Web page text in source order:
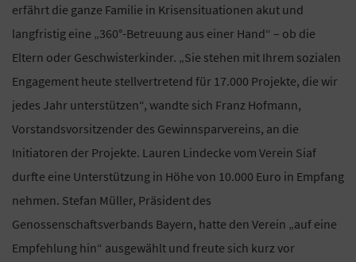
erfährt die ganze Familie in Krisensituationen akut und
langfristig eine „360°-Betreuung aus einer Hand“ – ob die
Eltern oder Geschwisterkinder. „Sie stehen mit Ihrem sozialen
Engagement heute stellvertretend für 17.000 Projekte, die wir
jedes Jahr unterstützen“, wandte sich Franz Hofmann,
Vorstandsvorsitzender des Gewinnsparvereins, an die
Initiatoren der Projekte. Lauren Lindecke vom Verein Siaf
durfte eine Unterstützung in Höhe von 10.000 Euro in Empfang
nehmen. Stefan Müller, Präsident des
Genossenschaftsverbands Bayern, hatte den Verein „auf eine
Empfehlung hin“ ausgewählt und freute sich kurz vor